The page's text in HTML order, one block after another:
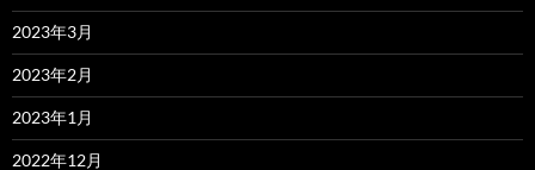
2023年3月
2023年2月
2023年1月
2022年12月